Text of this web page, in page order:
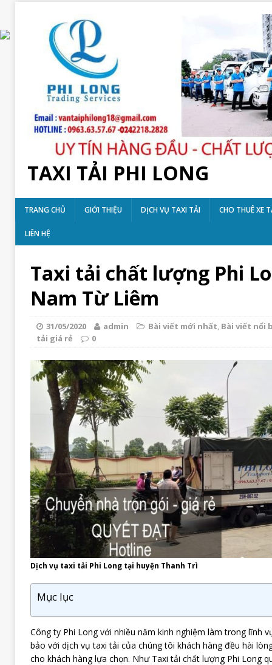
TAXI TẢI PHI LONG
TRANG CHỦ GIỚI THIỆU DỊCH VỤ TAXI TẢI CHO THUÊ XE
LIÊN HỆ
Taxi tải chất lượng Phi
Nam Từ Liêm
31/05/2020 admin Bài viết mới nhất, Bài viết nổi
tải giá rẻ
0
Dịch vụ taxi tải Phi Long tại huyện Thanh Trì
Mục lục
Công ty Phi Long với nhiều năm kinh nghiệm làm trong lĩnh
bảo với dịch vụ taxi tải của chúng tôi khách hàng đều hài
cho khách hàng lựa chọn. Như Taxi tải chất lượng Phi Long